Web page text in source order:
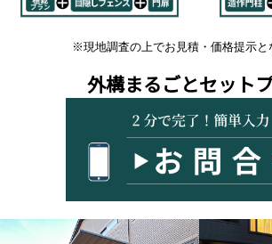
※現地調査の上でお見積・価格提示と
外構まるごとセット